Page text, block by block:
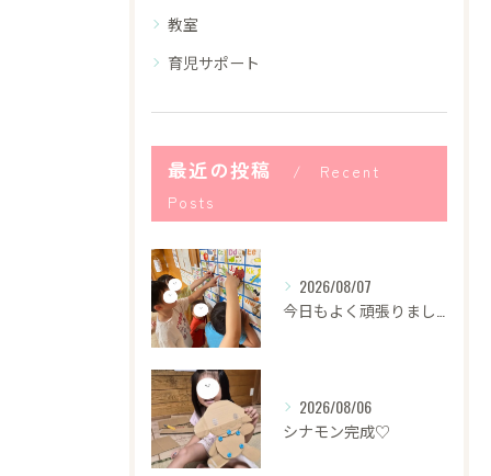
教室
育児サポート
最近の投稿
Recent
Posts
2026/08/07
2026/08/06
シナモン完成♡